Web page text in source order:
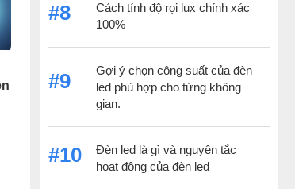
#8
Cách tính độ rọi lux chính xác
100%
#9
Gợi ý chọn công suất của đèn
led phù hợp cho từng không
gian.
#10
Đèn led là gì và nguyên tắc
hoạt động của đèn led